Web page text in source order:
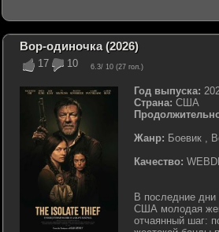
17 10 6.3/ 10 (27 гол.)
Вор-одиночка (2026)
Год выпуска:
Страна: США
Жанр: Боевик ,
Качество:
В последние
США молодая
отчаянный шаг: